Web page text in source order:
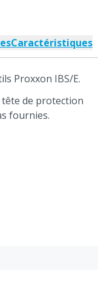
Caractéristiques
Proxxon IBS/E.
tête de protection
fournies.